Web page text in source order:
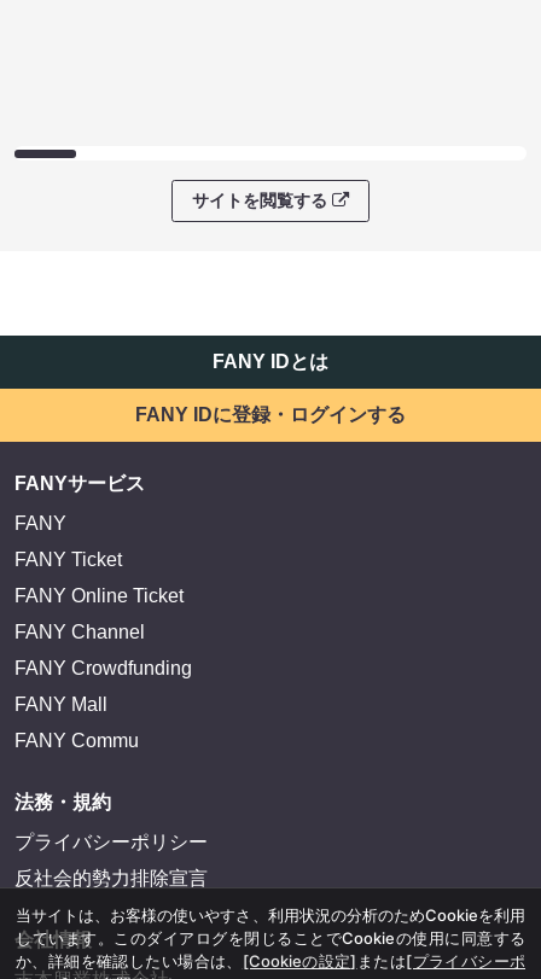
サイトを閲覧する
FANY IDとは
FANY IDに登録・ログインする
FANYサービス
FANY
FANY Ticket
FANY Online Ticket
FANY Channel
FANY Crowdfunding
FANY Mall
FANY Commu
法務・規約
プライバシーポリシー
反社会的勢力排除宣言
会社情報
当サイトは、お客様の使いやすさ、利用状況の分析のためCookieを利用
しています。このダイアログを閉じることでCookieの使用に同意する
か、詳細を確認したい場合は、 [Cookieの設定] または[プライバシーポ